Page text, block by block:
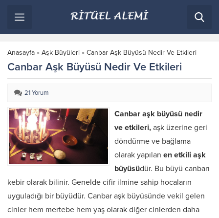
Anasayfa » Aşk Büyüleri » Canbar Aşk Büyüsü Nedir Ve Etkileri
Canbar Aşk Büyüsü Nedir Ve Etkileri
21 Yorum
Canbar aşk büyüsü nedir
ve etkileri, aşk üzerine geri
döndürme ve bağlama
olarak yapılan en etkili aşk
büyüsüdür. Bu büyü canbarı
kebir olarak bilinir. Genelde cifir ilmine sahip hocaların
uyguladığı bir büyüdür. Canbar aşk büyüsünde vekil gelen
cinler hem mertebe hem yaş olarak diğer cinlerden daha